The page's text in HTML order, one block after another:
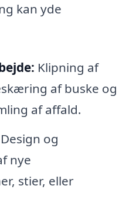
kan yde
Klipning af
af buske og
af affald.
Design og
nye
stier, eller